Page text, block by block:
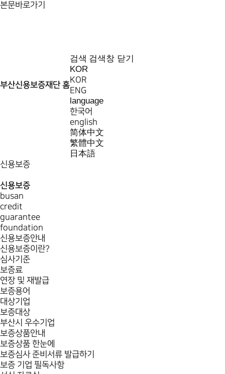
본문바로가기
부산신용보증재단 홈
검색 검색창 닫기
KOR
KOR
ENG
language
한국어
english
简体中文
繁體中文
日本語
신용보증
신용보증
busan
credit
guarantee
foundation
신용보증안내
신용보증이란?
심사기준
보증료
연장 및 재발급
보증용어
대상기업
보증대상
부산시 우수기업
보증상품안내
보증상품 한눈에
보증심사 준비서류 발급하기
보증 기업 필독사항